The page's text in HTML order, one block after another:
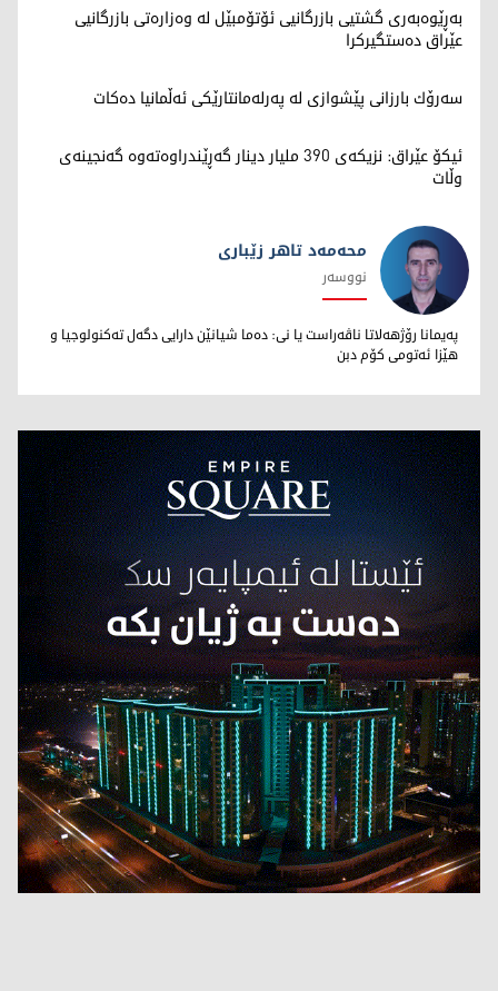
بەڕێوەبەری گشتیی بازرگانیی ئۆتۆمبێل لە وەزارەتی بازرگانیی
عێراق دەستگیرکرا
سەرۆك بارزانی پێشوازی لە پەرلەمانتارێكی ئەڵمانیا دەكات
ئیکۆ عێراق: نزیکەی 390 ملیار دینار گەڕێندراوەتەوە گەنجینەی
وڵات
محەمەد تاهر زێبارى
محەمەد تاهر زێبارى
نووسەر
پەیمانا رۆژهەلاتا ناڤەراست یا نى: دەما شیانێن دارایى دگەل تەکنولوجیا و
هێزا ئەتومى کۆم دبن